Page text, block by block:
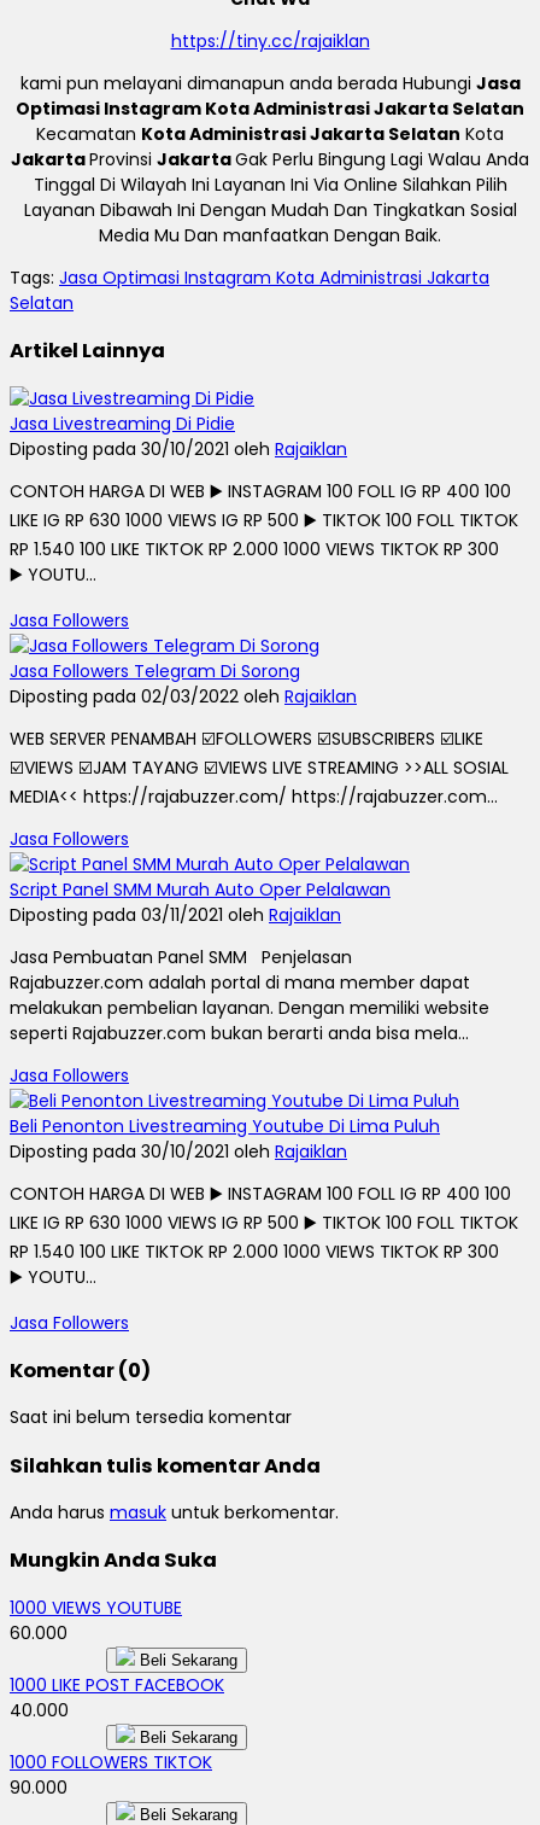
https://tiny.cc/rajaiklan
kami pun melayani dimanapun anda berada Hubungi Jasa
Optimasi Instagram Kota Administrasi Jakarta Selatan
Kecamatan Kota Administrasi Jakarta Selatan Kota
JakartaProvinsi JakartaGak Perlu Bingung Lagi Walau Anda
Tinggal Di Wilayah Ini Layanan Ini Via Online Silahkan Pilih
Layanan Dibawah Ini Dengan Mudah Dan Tingkatkan Sosial
Media Mu Dan manfaatkan Dengan Baik.
Tags: Jasa Optimasi Instagram Kota Administrasi Jakarta
Selatan
Artikel Lainnya
Jasa Livestreaming Di Pidie
Diposting pada 30/10/2021 oleh Rajaiklan
CONTOH HARGA DI WEB ▶️ INSTAGRAM 100 FOLL IG RP 400 100
LIKE IG RP 630 1000 VIEWS IG RP 500 ▶️ TIKTOK 100 FOLL TIKTOK
RP 1.540 100 LIKE TIKTOK RP 2.000 1000 VIEWS TIKTOK RP 300
▶️ YOUTU...
Jasa Followers
Jasa Followers Telegram Di Sorong
Diposting pada 02/03/2022 oleh Rajaiklan
WEB SERVER PENAMBAH ☑️FOLLOWERS ☑️SUBSCRIBERS ☑️LIKE
☑️VIEWS ☑️JAM TAYANG ☑️VIEWS LIVE STREAMING >>ALL SOSIAL
MEDIA<< https://rajabuzzer.com/ https://rajabuzzer.com...
Jasa Followers
Script Panel SMM Murah Auto Oper Pelalawan
Diposting pada 03/11/2021 oleh Rajaiklan
Jasa Pembuatan Panel SMM Penjelasan
Rajabuzzer.com adalah portal di mana member dapat
melakukan pembelian layanan. Dengan memiliki website
seperti Rajabuzzer.com bukan berarti anda bisa mela...
Jasa Followers
Beli Penonton Livestreaming Youtube Di Lima Puluh
Diposting pada 30/10/2021 oleh Rajaiklan
CONTOH HARGA DI WEB ▶️ INSTAGRAM 100 FOLL IG RP 400 100
LIKE IG RP 630 1000 VIEWS IG RP 500 ▶️ TIKTOK 100 FOLL TIKTOK
RP 1.540 100 LIKE TIKTOK RP 2.000 1000 VIEWS TIKTOK RP 300
▶️ YOUTU...
Jasa Followers
Komentar (0)
Saat ini belum tersedia komentar
Silahkan tulis komentar Anda
Anda harus masuk untuk berkomentar.
Mungkin Anda Suka
1000 VIEWS YOUTUBE
60.000
Beli Sekarang
1000 LIKE POST FACEBOOK
40.000
Beli Sekarang
1000 FOLLOWERS TIKTOK
90.000
Beli Sekarang